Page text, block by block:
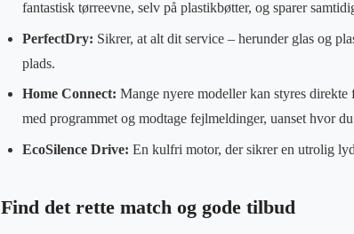
fantastisk tørreevne, selv på plastikbøtter, og sparer
PerfectDry: Sikrer, at alt dit service – herunder glas og
plads.
Home Connect: Mange nyere modeller kan styres
med programmet og modtage fejlmeldinger, uanset hvor
EcoSilence Drive: En kulfri motor, der sikrer en utrolig
Find det rette match og gode tilbud